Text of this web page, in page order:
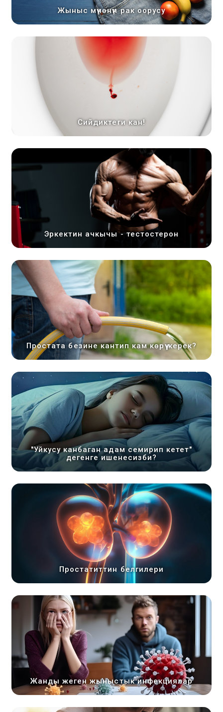
Жыныс мүчөнүн рак оорусу
Сийдиктеги кан!
Эркектин ачкычы - тестостерон
Простата безине кантип кам көрүү керек?
"Уйкусу канбаган адам семирип кетет"
дегенге ишенесизби?
Простатиттин белгилери
Жанды жеген жыныстык инфекциялар